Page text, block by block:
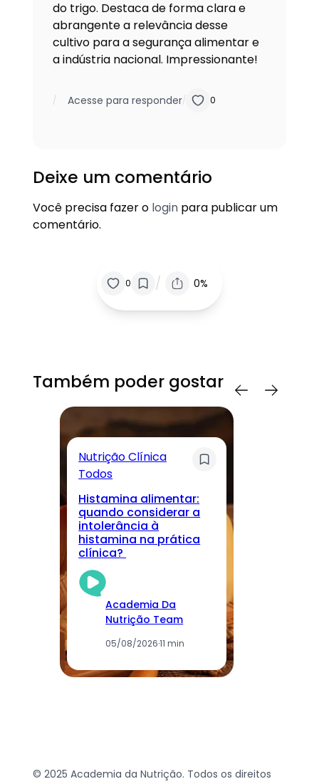
do trigo. Destaca de forma clara e
abrangente a relevância desse
cultivo para a segurança alimentar e
a indústria nacional. Impressionante!
/ Acesse para responder/ 0
Deixe um comentário
Você precisa fazer o login para publicar um
comentário.
0 / 0%
Também poder gostar
Nutrição Clínica
Todos
Histamina alimentar:
quando considerar a
intolerância à
histamina na prática
clínica?
Academia Da
Nutrição Team
05/08/2026·11 min
© 2025 Academia da Nutrição. Todos os direitos